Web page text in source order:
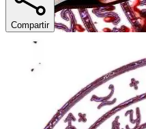
Compartir